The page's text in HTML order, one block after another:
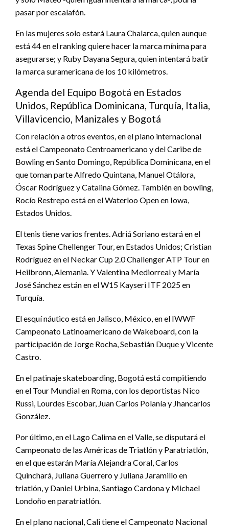
pasar por escalafón.
En las mujeres solo estará Laura Chalarca, quien aunque
está 44 en el ranking quiere hacer la marca mínima para
asegurarse; y Ruby Dayana Segura, quien intentará batir
la marca suramericana de los 10 kilómetros.
Agenda del Equipo Bogotá en Estados
Unidos, República Dominicana, Turquía, Italia,
Villavicencio, Manizales y Bogotá
Con relación a otros eventos, en el plano internacional
está el Campeonato Centroamericano y del Caribe de
Bowling en Santo Domingo, República Dominicana, en el
que toman parte Alfredo Quintana, Manuel Otálora,
Óscar Rodríguez y Catalina Gómez. También en bowling,
Rocío Restrepo está en el Waterloo Open en Iowa,
Estados Unidos.
El tenis tiene varios frentes. Adriá Soriano estará en el
Texas Spine Chellenger Tour, en Estados Unidos; Cristian
Rodríguez en el Neckar Cup 2.0 Challenger ATP Tour en
Heilbronn, Alemania. Y Valentina Mediorreal y María
José Sánchez están en el W15 Kayseri ITF 2025 en
Turquía.
El esquí náutico está en Jalisco, México, en el IWWF
Campeonato Latinoamericano de Wakeboard, con la
participación de Jorge Rocha, Sebastián Duque y Vicente
Castro.
En el patinaje skateboarding, Bogotá está compitiendo
en el Tour Mundial en Roma, con los deportistas Nico
Russi, Lourdes Escobar, Juan Carlos Polanía y Jhancarlos
González.
Por último, en el Lago Calima en el Valle, se disputará el
Campeonato de las Américas de Triatlón y Paratriatlón,
en el que estarán María Alejandra Coral, Carlos
Quinchará, Juliana Guerrero y Juliana Jaramillo en
triatlón, y Daniel Urbina, Santiago Cardona y Michael
Londoño en paratriatlón.
En el plano nacional, Cali tiene el Campeonato Nacional